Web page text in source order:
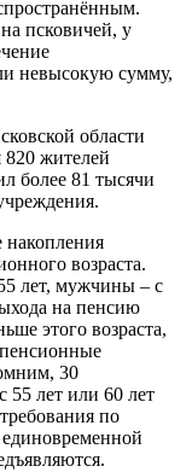
псковичей, у
невысокую сумму,
области
жителей
более 81 тысячи
возраста.
лет, мужчины – с
на пенсию
этого возраста,
30
55 лет или 60 лет
по